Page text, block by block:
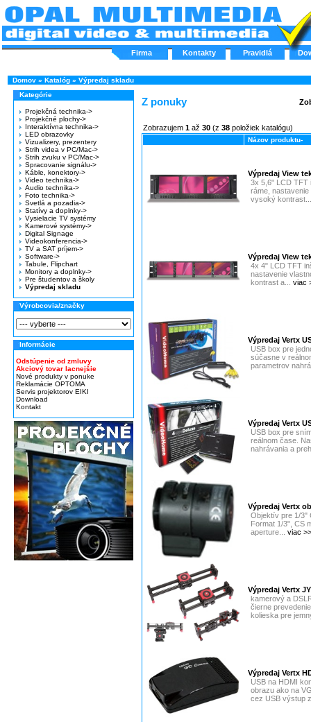
Firma Kontakty Pravidlá
Domov » Katalóg » Výpredaj skladu
Kategórie
Projekčná technika->
Projekčné plochy->
Interaktívna technika->
LED obrazovky
Vizualizery, prezentery
Strih videa v PC/Mac->
Strih zvuku v PC/Mac->
Spracovanie signálu->
Káble, konektory->
Video technika->
Audio technika->
Foto technika->
Svetlá a pozadia->
Statívy a doplnky->
Vysielacie TV systémy
Kamerové systémy->
Digital Signage
Videokonferencia->
TV a SAT príjem->
Software->
Tabule, Flipchart
Monitory a doplnky->
Pre študentov a školy
Výpredaj skladu
Výrobcovia/značky
Informácie
Odstúpenie od zmluvy
Akciový tovar lacnejšie
Nové produkty v ponuke
Reklamácie OPTOMA
Servis projektorov EIKI
Download
Kontakt
Z ponuky
Zobrazujem 1 až 30 (z 38 položiek katalógu)
Názov produktu-
Výpredaj View
3x 5,6" LCD TFT
ráme,
vysoký
Výpredaj View
4x 4" LCD TFT
nastavenie
kontrast a... viac
Výpredaj Vertx
USB box pre
súčasne v
parametrov
Výpredaj Vertx
USB box pre
reálnom čase.
nahrávania a
Výpredaj Vertx
Objektív pre 1/3"
Format 1/3", CS
aperture... viac
Výpredaj Vertx
kamerový a
čierne
kolieska pre
Výpredaj Vertx
USB na HDMI
obrazu ako na
cez USB výstup